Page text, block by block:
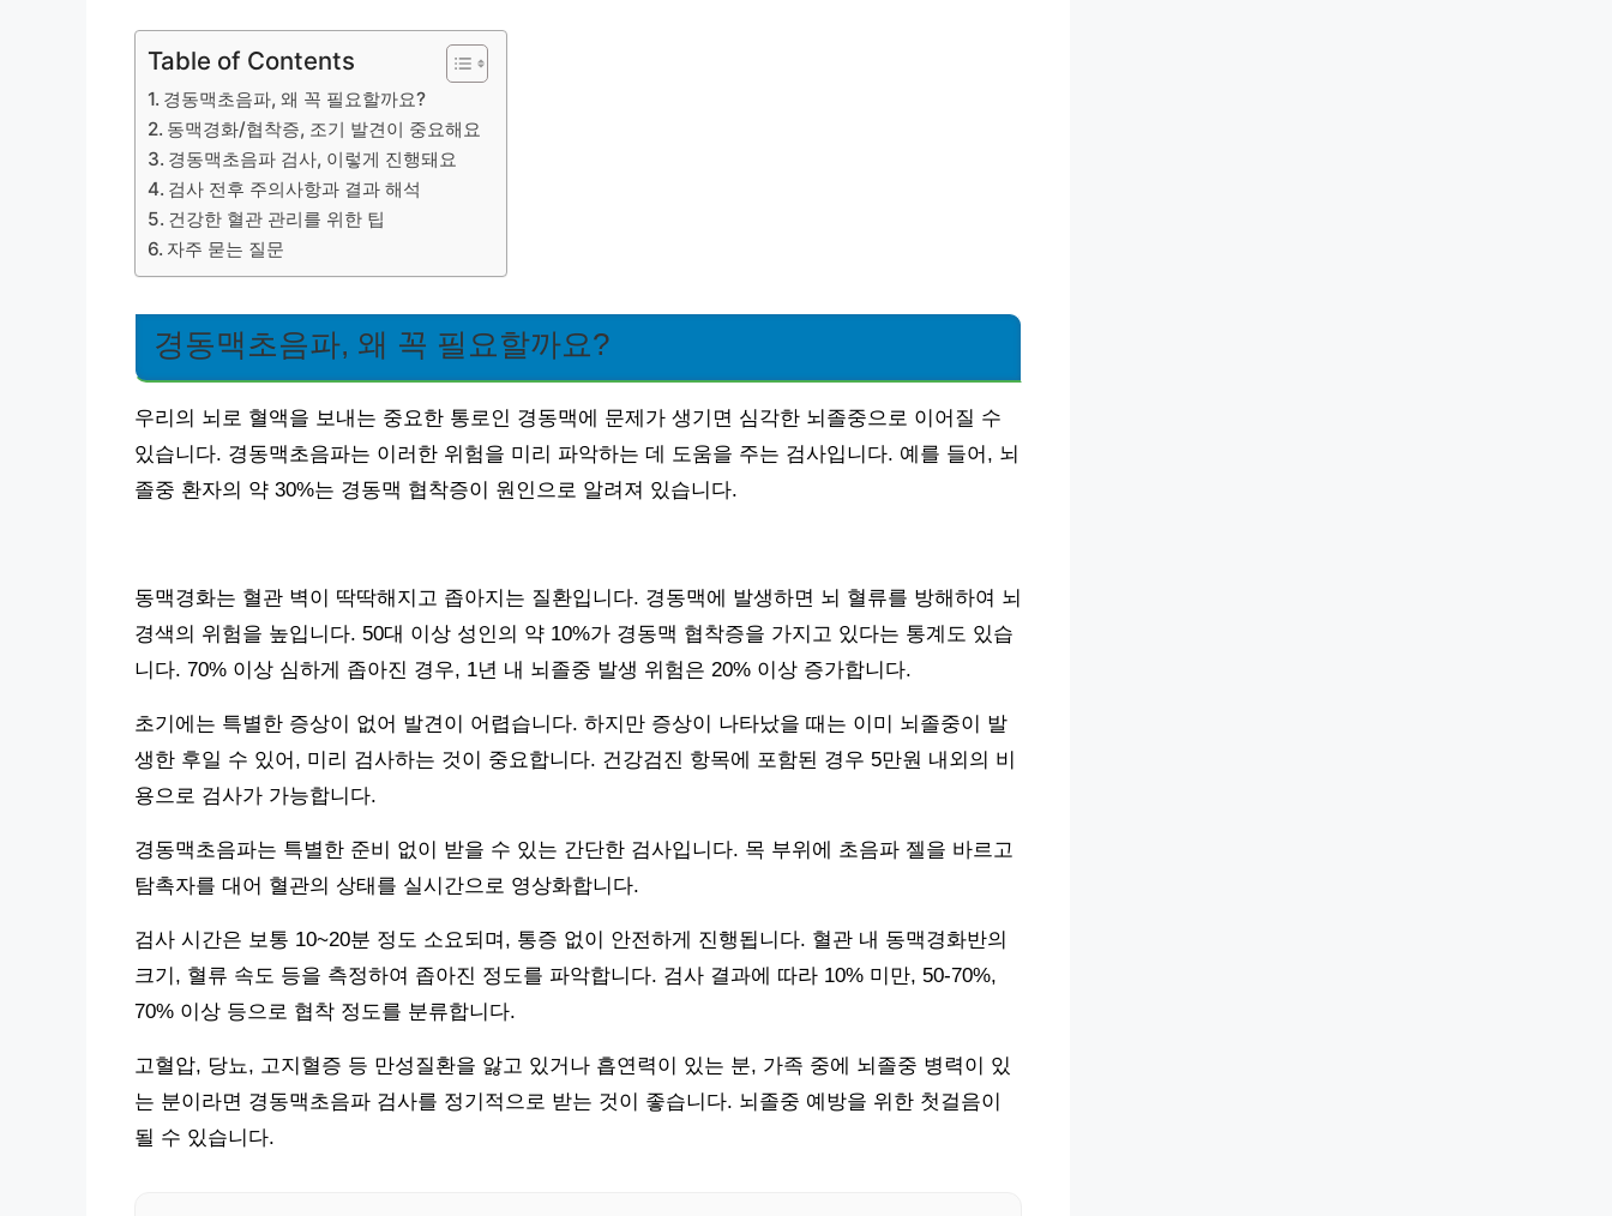
Table of Contents
경동맥초음파, 왜 꼭 필요할까요?
동맥경화/협착증, 조기 발견이 중요해요
경동맥초음파 검사, 이렇게 진행돼요
검사 전후 주의사항과 결과 해석
건강한 혈관 관리를 위한 팁
자주 묻는 질문
경동맥초음파, 왜 꼭 필요할까요?
우리의 뇌로 혈액을 보내는 중요한 통로인 경동맥에 문제가 생기면 심각한 뇌졸중으로 이어질 수
있습니다. 경동맥초음파는 이러한 위험을 미리 파악하는 데 도움을 주는 검사입니다. 예를 들어, 뇌
졸중 환자의 약 30%는 경동맥 협착증이 원인으로 알려져 있습니다.
동맥경화는 혈관 벽이 딱딱해지고 좁아지는 질환입니다. 경동맥에 발생하면 뇌 혈류를 방해하여 뇌
경색의 위험을 높입니다. 50대 이상 성인의 약 10%가 경동맥 협착증을 가지고 있다는 통계도 있습
니다. 70% 이상 심하게 좁아진 경우, 1년 내 뇌졸중 발생 위험은 20% 이상 증가합니다.
초기에는 특별한 증상이 없어 발견이 어렵습니다. 하지만 증상이 나타났을 때는 이미 뇌졸중이 발
생한 후일 수 있어, 미리 검사하는 것이 중요합니다. 건강검진 항목에 포함된 경우 5만원 내외의 비
용으로 검사가 가능합니다.
경동맥초음파는 특별한 준비 없이 받을 수 있는 간단한 검사입니다. 목 부위에 초음파 젤을 바르고
탐촉자를 대어 혈관의 상태를 실시간으로 영상화합니다.
검사 시간은 보통 10~20분 정도 소요되며, 통증 없이 안전하게 진행됩니다. 혈관 내 동맥경화반의
크기, 혈류 속도 등을 측정하여 좁아진 정도를 파악합니다. 검사 결과에 따라 10% 미만, 50-70%,
70% 이상 등으로 협착 정도를 분류합니다.
고혈압, 당뇨, 고지혈증 등 만성질환을 앓고 있거나 흡연력이 있는 분, 가족 중에 뇌졸중 병력이 있
는 분이라면 경동맥초음파 검사를 정기적으로 받는 것이 좋습니다. 뇌졸중 예방을 위한 첫걸음이
될 수 있습니다.